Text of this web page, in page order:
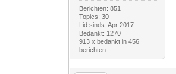
Berichten: 851
Topics: 30
Lid sinds: Apr 2017
Bedankt: 1270
913 x bedankt in 456
berichten